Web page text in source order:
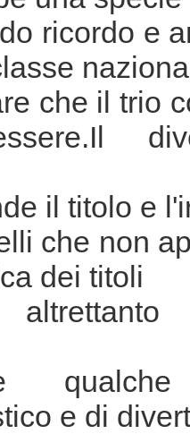
ricordo e
che il trio
il titolo e
che non
dei titoli
qualche
e di